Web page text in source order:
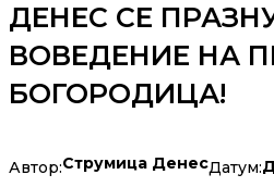
ДЕНЕС СЕ
ВОВЕДЕНИЕ НА
БОГОРОДИЦА!
Автор:Струмица ДенесДатум: